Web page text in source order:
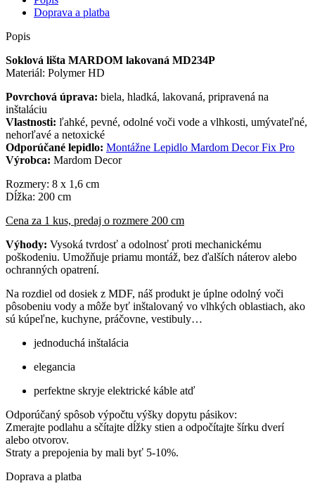
Doprava a platba
Popis
Soklová lišta MARDOM lakovaná MD234P
Materiál: Polymer HD
Povrchová úprava: biela, hladká, lakovaná, pripravená na
inštaláciu
Vlastnosti: ľahké, pevné, odolné voči vode a vlhkosti, umývateľné,
nehorľavé a netoxické
Odporúčané lepidlo: Montážne Lepidlo Mardom Decor Fix Pro
Výrobca: Mardom Decor
Rozmery: 8 x 1,6 cm
Dĺžka: 200 cm
Cena za 1 kus, predaj o rozmere 200 cm
Výhody: Vysoká tvrdosť a odolnosť proti mechanickému
poškodeniu. Umožňuje priamu montáž, bez ďalších náterov alebo
ochranných opatrení.
Na rozdiel od dosiek z MDF, náš produkt je úplne odolný voči
pôsobeniu vody a môže byť inštalovaný vo vlhkých oblastiach, ako
sú kúpeľne, kuchyne, práčovne, vestibuly…
jednoduchá inštalácia
elegancia
perfektne skryje elektrické káble atď
Odporúčaný spôsob výpočtu výšky dopytu pásikov:
Zmerajte podlahu a sčítajte dĺžky stien a odpočítajte šírku dverí
alebo otvorov.
Straty a prepojenia by mali byť 5-10%.
Doprava a platba